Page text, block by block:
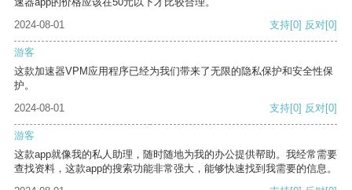
2024-08-01
支持[0] 反对[0]
游客
这款加速器VPM应用程序已经为我们带来了无限的隐私保护和安全性保
护。
2024-08-01
支持[0] 反对[0]
游客
这款app就像我的私人助理，随时随地为我的办公提供帮助。我经常需要
查找资料，这款app的搜索功能非常强大，能够快速找到我需要的信息。